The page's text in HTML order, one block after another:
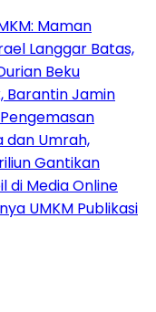
Maman
Langgar Batas,
Beku
Barantin Jamin
dan Umrah,
Gantikan
di Media Online
UMKM Publikasi